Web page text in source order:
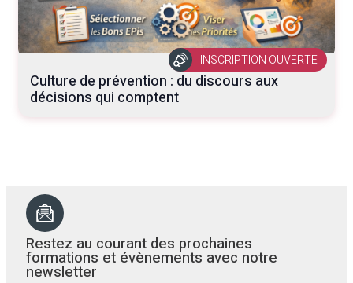
INSCRIPTION OUVERTE
Culture de prévention : du discours aux
décisions qui comptent
Restez au courant des prochaines
formations et évènements avec notre
newsletter